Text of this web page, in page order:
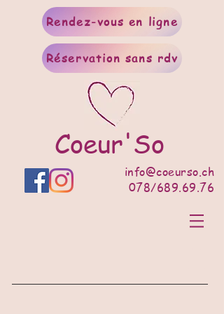
Rendez-vous en ligne
Réservation sans rdv
Coeur'So
info@coeurso.ch
078/689.69.76